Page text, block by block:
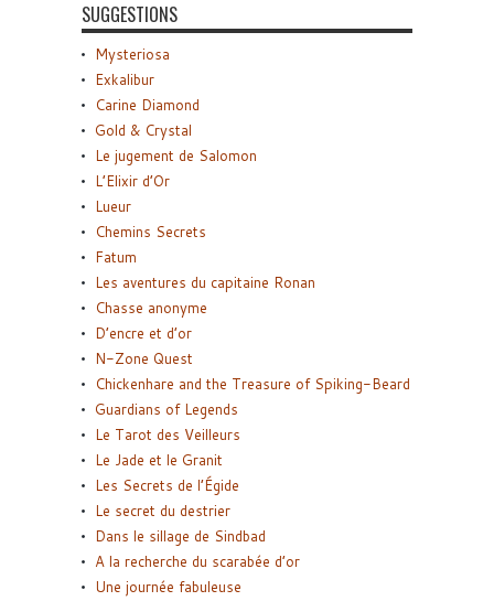
SUGGESTIONS
Mysteriosa
Exkalibur
Carine Diamond
Gold & Crystal
Le jugement de Salomon
L’Elixir d’Or
Lueur
Chemins Secrets
Fatum
Les aventures du capitaine Ronan
Chasse anonyme
D’encre et d’or
N-Zone Quest
Chickenhare and the Treasure of Spiking-Beard
Guardians of Legends
Le Tarot des Veilleurs
Le Jade et le Granit
Les Secrets de l’Égide
Le secret du destrier
Dans le sillage de Sindbad
A la recherche du scarabée d’or
Une journée fabuleuse